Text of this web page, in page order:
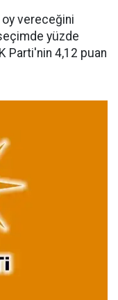
vereceğini
yüzde
Parti'nin 4,12 puan